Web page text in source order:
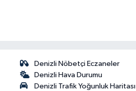
Denizli Nöbetçi Eczaneler
Denizli Hava Durumu
Denizli Trafik Yoğunluk Haritası